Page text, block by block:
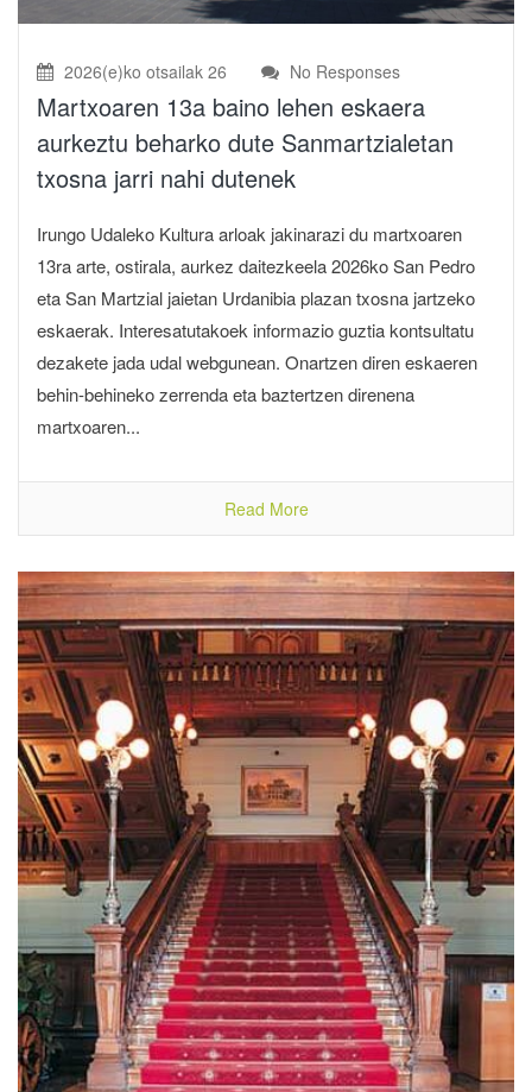
2026(e)ko otsailak 26 No Responses
Martxoaren 13a baino lehen eskaera
aurkeztu beharko dute Sanmartzialetan
txosna jarri nahi dutenek
Irungo Udaleko Kultura arloak jakinarazi du martxoaren
13ra arte, ostirala, aurkez daitezkeela 2026ko San Pedro
eta San Martzial jaietan Urdanibia plazan txosna jartzeko
eskaerak. Interesatutakoek informazio guztia kontsultatu
dezakete jada udal webgunean. Onartzen diren eskaeren
behin-behineko zerrenda eta baztertzen direnena
martxoaren...
Read More